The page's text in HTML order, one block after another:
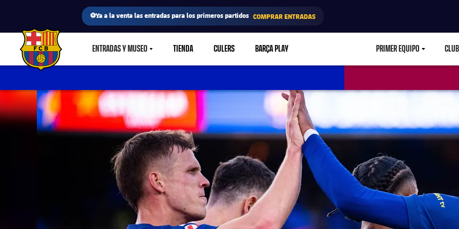
⚽Ya a la venta las entradas para los primeros partidos COMPRAR ENTRADAS
FC Barcelona club badge ENTRADAS Y MUSEOLABEL.SHARE.CARETDOWN
TIENDA CULERS BARÇA PLAY PRIMER EQUIPO CLUB